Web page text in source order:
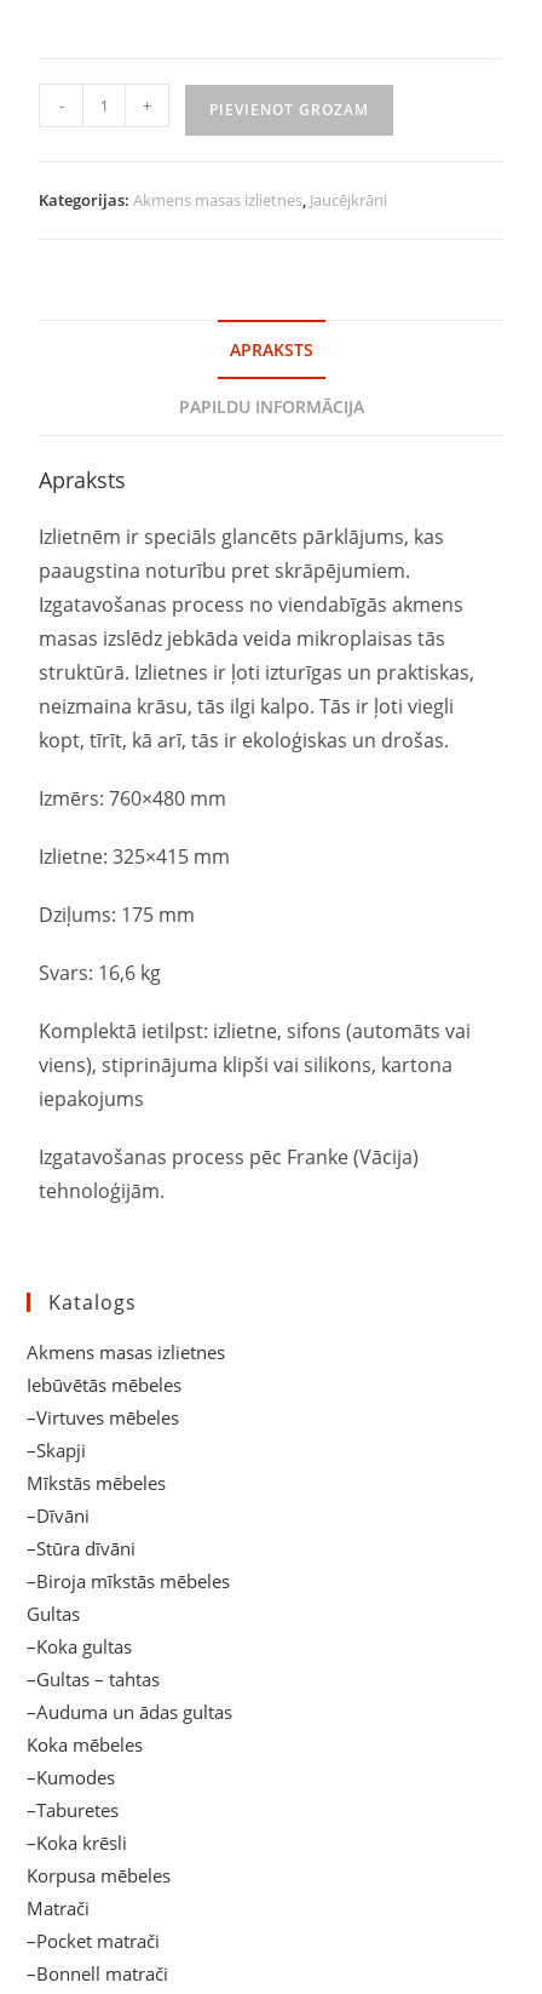
- + PIEVIENOT GROZAM
Kategorijas:Akmens masas izlietnes, Jaucējkrāni
APRAKSTS
PAPILDU INFORMĀCIJA
Apraksts
Izlietnēm ir speciāls glancēts pārklājums, kas
paaugstina noturību pret skrāpējumiem.
Izgatavošanas process no viendabīgās akmens
masas izslēdz jebkāda veida mikroplaisas tās
struktūrā. Izlietnes ir ļoti izturīgas un praktiskas,
neizmaina krāsu, tās ilgi kalpo. Tās ir ļoti viegli
kopt, tīrīt, kā arī, tās ir ekoloģiskas un drošas.
Izmērs: 760×480 mm
Izlietne: 325×415 mm
Dziļums: 175 mm
Svars: 16,6 kg
Komplektā ietilpst: izlietne, sifons (automāts vai
viens), stiprinājuma klipši vai silikons, kartona
iepakojums
Izgatavošanas process pēc Franke (Vācija)
tehnoloģijām.
Katalogs
Akmens masas izlietnes
Iebūvētās mēbeles
–Virtuves mēbeles
–Skapji
Mīkstās mēbeles
–Dīvāni
–Stūra dīvāni
–Biroja mīkstās mēbeles
Gultas
–Koka gultas
–Gultas – tahtas
–Auduma un ādas gultas
Koka mēbeles
–Kumodes
–Taburetes
–Koka krēsli
Korpusa mēbeles
Matrači
–Pocket matrači
–Bonnell matrači